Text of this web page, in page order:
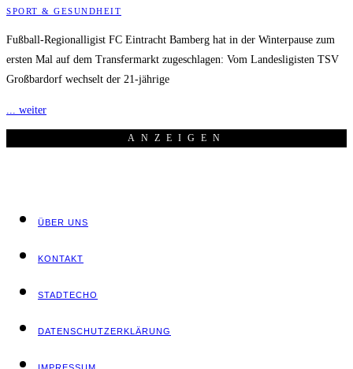
SPORT & GESUNDHEIT
Fußball-Regionalligist FC Eintracht Bamberg hat in der Winterpause zum
ersten Mal auf dem Transfermarkt zugeschlagen: Vom Landesligisten TSV
Großbardorf wechselt der 21-jährige
... weiter
ANZEI­GEN
ÜBER UNS
KON­TAKT
STADT­ECHO
DATEN­SCHUTZ­ER­KLÄ­RUNG
IMPRES­SUM